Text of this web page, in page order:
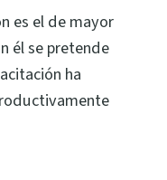
es el de mayor
él se pretende
ha